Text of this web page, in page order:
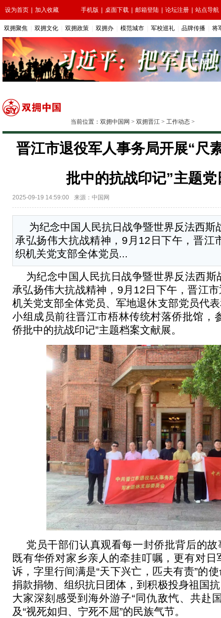
设为首页 加入收藏 手机版 桌面下载 邮箱登陆 论坛注册 站点导航
双拥聚焦 双拥文化 双拥政策 双拥办 模范城市 军校巡礼 品牌传播 将
当前位置： 双拥中国网 > 双拥晋江 > 工作动态 >
晋江市退役军人事务局开展“
批中的抗战印记”主题党
2025-09-19 14:59:00 来源：中国网
为纪念中国人民抗日战争暨世界反法西斯
承弘扬伟大抗战精神，9月12日下午，晋江
织机关党支部全体党员...
为纪念中国人民抗日战争暨世界反法西
承弘扬伟大抗战精神，9月12日下午，晋江
机关党支部全体党员、军地退休支部党员代
小组成员前往晋江市梧林传统村落侨批馆
侨批中的抗战印记”主题档案文献展。
党员干部们认真观看每一封侨批背后的
既有华侨对家乡亲人的牵挂叮嘱，更有对
诉，字里行间满是“天下兴亡，匹夫有责”的
捐款捐物、组织抗日团体，到积极投身祖国
大家深刻感受到海外游子“同仇敌忾、共赴
及“视死如归、宁死不屈”的民族气节。